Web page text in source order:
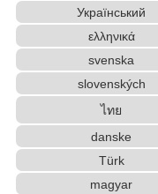
中国語「簡体字・繁
中国語「簡体字・繁体字
旧字体 > 新字体 変
ハングル > ひらが
カタカナ > ひらがな
アルファベット
日本郵便番号検索/
ひらがなローマ字表
Український
ελληνικά
svenska
slovenských
ไทย
danske
Türk
magyar